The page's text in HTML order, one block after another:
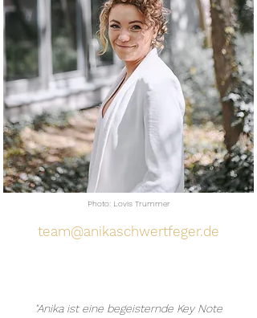
Photo: Lovis Trummer
team@anikaschwertfeger.de
"Anika ist eine begeisternde Key Note